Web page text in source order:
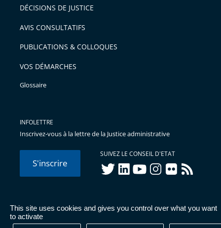
This site uses cookies and gives you control over what you want
to activate
DÉCISIONS DE JUSTICE
AVIS CONSULTATIFS
PUBLICATIONS & COLLOQUES
VOS DÉMARCHES
Glossaire
INFOLETTRE
Inscrivez-vous à la lettre de la Justice administrative
S'inscrire
SUIVEZ LE CONSEIL D'ETAT
twitterlinkedInyoutubeinstagram
flickr rss
© Conseil d'État 2026 - Mentions légales
Données
personnelles-Publications administratives-Accessibilité :